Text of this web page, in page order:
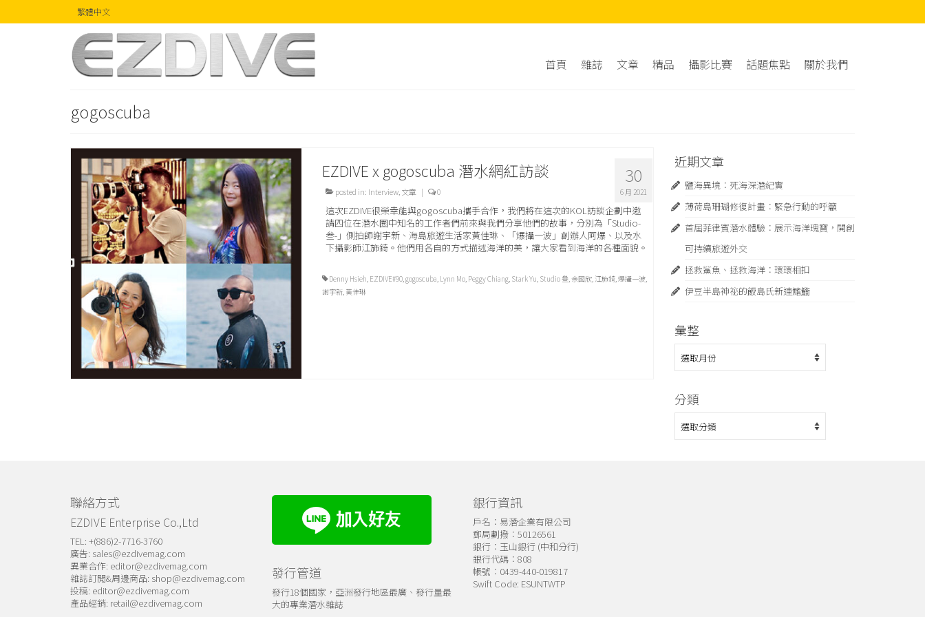
繁體中文
首頁 雜誌 文章 精品 攝影比賽 話題焦點 關於我們
gogoscuba
30
6 月 2021
EZDIVE x gogoscuba 潛水網紅訪談
posted in: Interview,文章 | 0
這次EZDIVE很榮幸能與gogoscuba攜手合作，我們將在這次的KOL訪談企劃中邀
請四位在潛水圈中知名的工作者們前來與我們分享他們的故事，分別為「Studio-
叁-」側拍師謝宇新、海島旅遊生活家黃佳琳、「爆攝一波」創辦人阿爆、以及水
下攝影師江斾錡。他們用各自的方式描述海洋的美，讓大家看到海洋的各種面貌。
Denny Hsieh, EZDIVE#90,gogoscuba, Lynn Mo, Peggy Chiang, Stark Yu, Studio 叄,余國欣,江斾錡,爆攝一波,
謝宇新, 黃佳琳
近期文章
鹽海異境：死海深潛紀實
薄荷島珊瑚修復計畫：緊急⾏動的呼籲
首屆菲律賓潛水體驗：展示海洋瑰寶，開創
可持續旅遊外交
拯救鯊魚、拯救海洋：環環相扣
伊豆半島神祕的飯島氏新連鰭䲗
彙整
整
分類
類
聯絡方式
EZDIVE Enterprise Co.,Ltd
TEL: +(886)2-7716-3760
廣告: sales@ezdivemag.com
異業合作: editor@ezdivemag.com
雜誌訂閱&周邊商品: shop@ezdivemag.com
投稿: editor@ezdivemag.com
產品經銷: retail@ezdivemag.com
發行管道
發行18個國家，亞洲發行地區最廣、發行量最
大的專業潛水雜誌
銀行資訊
戶名：易潛企業有限公司
郵局劃撥：50126561
銀行：玉山銀行 (中和分行)
銀行代碼：808
帳號：0439-440-019817
Swift Code: ESUNTWTP